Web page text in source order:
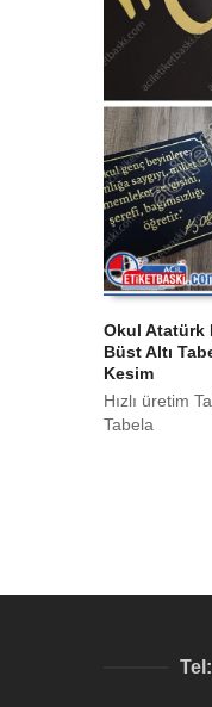
SEPETE EKLE
Okul Atatürk
Büst Altı
Kesim
Hızlı üretim
Tabela